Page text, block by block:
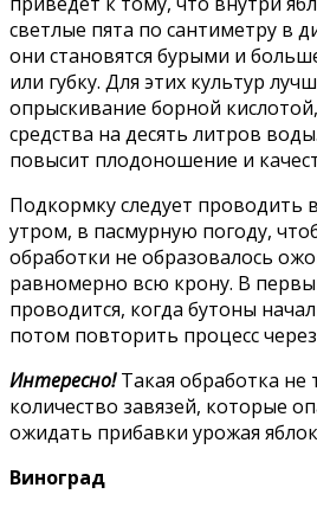
светлые пята по сантиметру в
они становятся бурыми и
или губку. Для этих культур
опрыскивание борной
средства на десять литров
повысит плодоношение и
Подкормку следует проводить
утром, в пасмурную погоду,
обработки не образовалось
равномерно всю крону. В
проводится, когда бутоны
потом повторить процесс
Интересно! Такая обработка не
количество завязей, которые
ожидать прибавки урожая
Виноград